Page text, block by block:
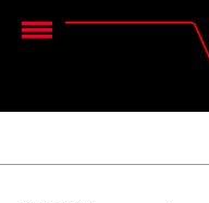
Menu